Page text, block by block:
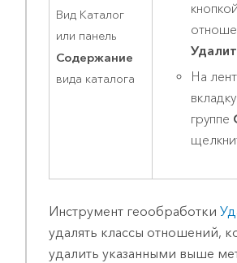
Вид Каталог
или панель
Содержание
вида каталога
На
вкладку
группе
Инструмент геообработки
удалять классы отношений,
удалить указанными выше